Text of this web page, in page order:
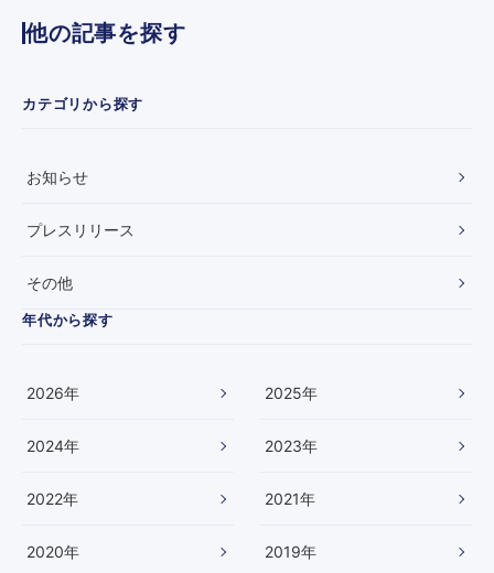
他の記事を探す
カテゴリから探す
お知らせ
プレスリリース
その他
年代から探す
2026年 2025年
2024年 2023年
2022年 2021年
2020年 2019年